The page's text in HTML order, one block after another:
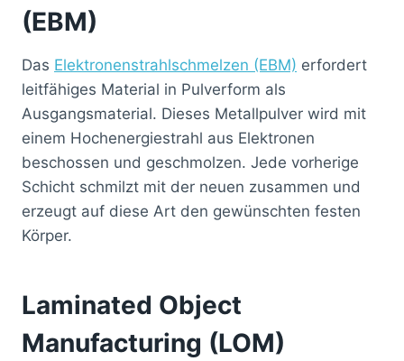
(EBM)
Das Elektronenstrahlschmelzen (EBM) erfordert
leitfähiges Material in Pulverform als
Ausgangsmaterial. Dieses Metallpulver wird mit
einem Hochenergiestrahl aus Elektronen
beschossen und geschmolzen. Jede vorherige
Schicht schmilzt mit der neuen zusammen und
erzeugt auf diese Art den gewünschten festen
Körper.
Laminated Object
Manufacturing (LOM)